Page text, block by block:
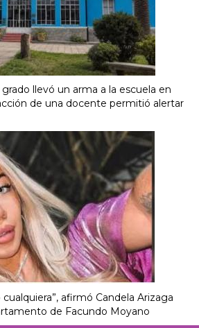
llevó un arma a la escuela en
de una docente permitió alertar
afirmó Candela Arizaga
de Facundo Moyano